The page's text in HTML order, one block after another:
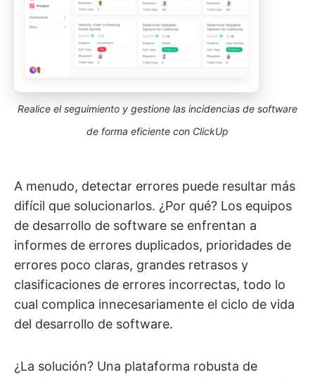
Realice el seguimiento y gestione las incidencias de software
de forma eficiente con ClickUp
A menudo, detectar errores puede resultar más
difícil que solucionarlos. ¿Por qué? Los equipos
de desarrollo de software se enfrentan a
informes de errores duplicados, prioridades de
errores poco claras, grandes retrasos y
clasificaciones de errores incorrectas, todo lo
cual complica innecesariamente el ciclo de vida
del desarrollo de software.
¿La solución? Una plataforma robusta de